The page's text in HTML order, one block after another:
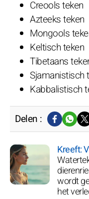
Creools teken
Azteeks teken
Mongools
Keltisch teken
Tibetaans
Sjamanistisch
Kabbalistisch
Delen :
Kreeft:
wordt
het